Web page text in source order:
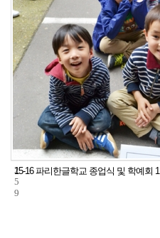
2
5
9
15-16 파리한글학교 종업식 및 학예회 1